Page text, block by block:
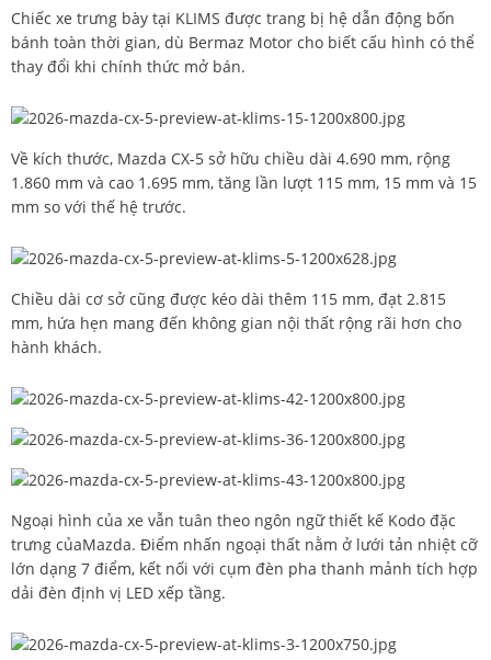
Chiếc xe trưng bày tại KLIMS được trang bị hệ dẫn động bốn
bánh toàn thời gian, dù Bermaz Motor cho biết cấu hình có thể
thay đổi khi chính thức mở bán.
Về kích thước, Mazda CX-5 sở hữu chiều dài 4.690 mm, rộng
1.860 mm và cao 1.695 mm, tăng lần lượt 115 mm, 15 mm và 15
mm so với thế hệ trước.
Chiều dài cơ sở cũng được kéo dài thêm 115 mm, đạt 2.815
mm, hứa hẹn mang đến không gian nội thất rộng rãi hơn cho
hành khách.
Ngoại hình của xe vẫn tuân theo ngôn ngữ thiết kế Kodo đặc
trưng củaMazda. Điểm nhấn ngoại thất nằm ở lưới tản nhiệt cỡ
lớn dạng 7 điểm, kết nối với cụm đèn pha thanh mảnh tích hợp
dải đèn định vị LED xếp tầng.